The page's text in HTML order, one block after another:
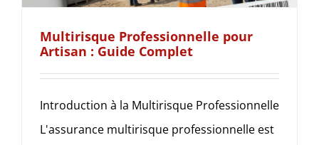
Multirisque Professionnelle pour
Artisan : Guide Complet
Introduction à la Multirisque Professionnelle
L'assurance multirisque professionnelle est